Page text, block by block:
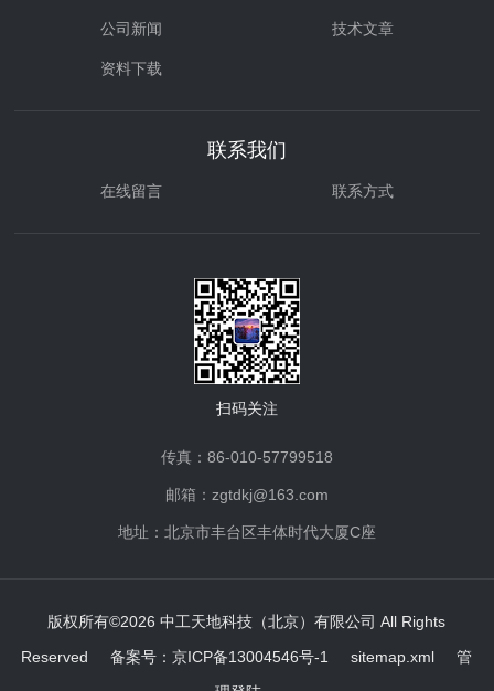
公司新闻 技术文章
资料下载
联系我们
在线留言 联系方式
扫码关注
传真：86-010-57799518
邮箱：zgtdkj@163.com
地址：北京市丰台区丰体时代大厦C座
版权所有©2026 中工天地科技（北京）有限公司 All Rights
Reserved备案号：京ICP备13004546号-1 sitemap.xml
管